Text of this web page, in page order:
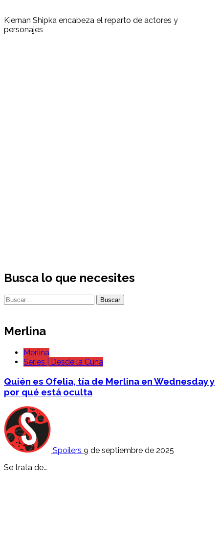
Kiernan Shipka encabeza el reparto de actores y
personajes
Busca lo que necesites
Buscar:
Merlina
Merlina
Series | Desde la Cuna
Quién es Ofelia, tía de Merlina en Wednesday y
por qué está oculta
Spoilers 9 de septiembre de 2025
Se trata de…